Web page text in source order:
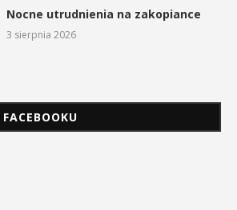
Nocne utrudnienia na zakopiance
3 sierpnia 2026